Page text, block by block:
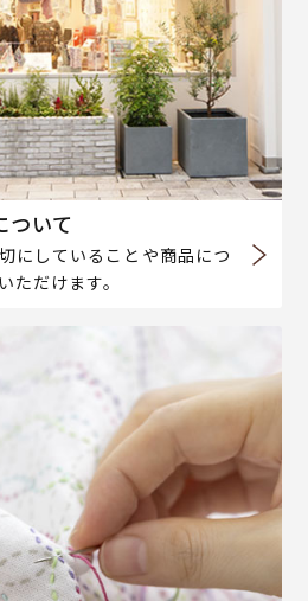
ついて
にしていることや商品につ
ただけます。